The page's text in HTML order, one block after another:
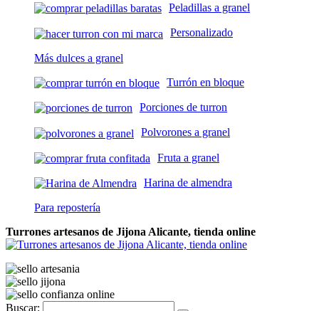
Peladillas a granel
Personalizado
Más dulces a granel
Turrón en bloque
Porciones de turron
Polvorones a granel
Fruta a granel
Harina de almendra
Para repostería
Turrones artesanos de Jijona Alicante, tienda online
Buscar: